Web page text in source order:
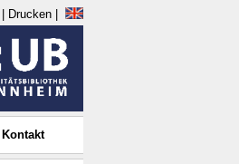
Drucken
Kontakt